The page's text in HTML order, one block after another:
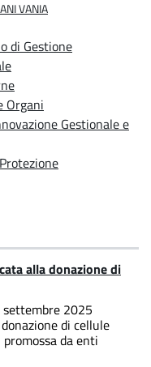
VANIA
di Gestione
Organi
Gestionale e
alla donazione di
2025
di cellule
da enti